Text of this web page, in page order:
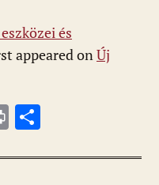
és
appeared onÚj
Pr
t za